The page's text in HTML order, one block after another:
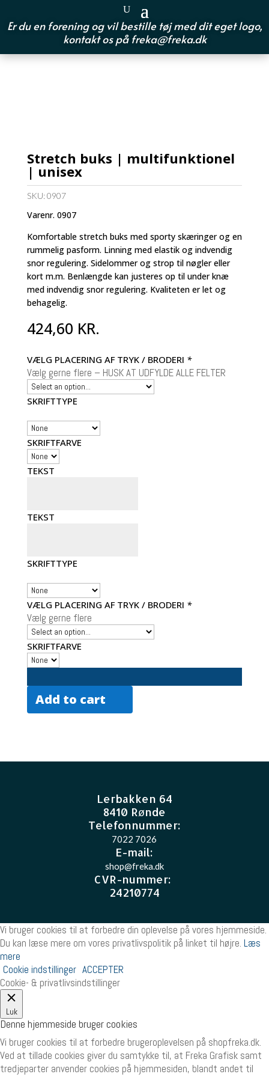
Er du en forening og vil bestille tøj med dit eget logo,
kontakt os på freka@freka.dk
Stretch buks | multifunktionel
| unisex
SKU:0907
Varenr. 0907
Komfortable stretch buks med sporty skæringer og en
rummelig pasform. Linning med elastik og indvendig
snor regulering. Sidelommer og strop til nøgler eller
kort m.m. Benlængde kan justeres op til under knæ
med indvendig snor regulering. Kvaliteten er let og
behagelig.
424,60 KR.
VÆLG PLACERING AF TRYK / BRODERI *
Vælg gerne flere – HUSK AT UDFYLDE ALLE FELTER
SKRIFTTYPE
SKRIFTFARVE
TEKST
TEKST
SKRIFTTYPE
VÆLG PLACERING AF TRYK / BRODERI *
Vælg gerne flere
SKRIFTFARVE
Add to cart
Lerbakken 64
8410 Rønde
Telefonnummer:
7022 7026
E-mail:
shop@freka.dk
CVR-nummer:
24210774
Vi bruger cookies til at forbedre din oplevelse på vores hjemmeside.
Du kan læse mere om vores privatlivspolitik på linket til højre. Læs
mere
Cookie indstillinger ACCEPTER
Cookie- & privatlivsindstillinger
Luk
Denne hjemmeside bruger cookies
Vi bruger cookies til at forbedre brugeroplevelsen på shopfreka.dk.
Ved at tillade cookies giver du samtykke til, at Freka Grafisk samt
tredjeparter anvender cookies på hjemmesiden, blandt andet til